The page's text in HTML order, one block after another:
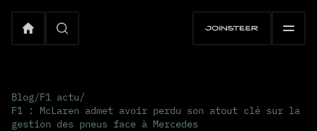
Blog/F1 actu/
F1 : McLaren admet avoir perdu son atout clé sur la
gestion des pneus face à Mercedes